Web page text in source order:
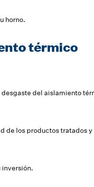
horno.
térmico
del aislamiento
de los productos tratados